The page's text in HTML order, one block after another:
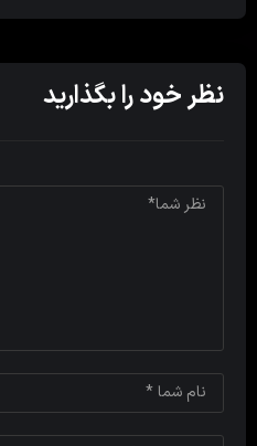
نظر خود را بگذارید